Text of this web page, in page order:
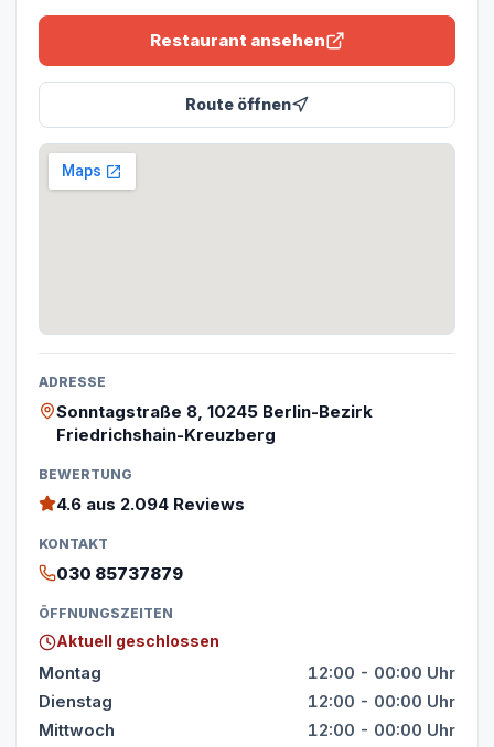
Restaurant ansehen
Route öffnen
ADRESSE
Sonntagstraße 8, 10245 Berlin-Bezirk
Friedrichshain-Kreuzberg
BEWERTUNG
4.6 aus 2.094 Reviews
KONTAKT
030 85737879
ÖFFNUNGSZEITEN
Aktuell geschlossen
Montag
12:00 - 00:00 Uhr
Dienstag
12:00 - 00:00 Uhr
Mittwoch
12:00 - 00:00 Uhr